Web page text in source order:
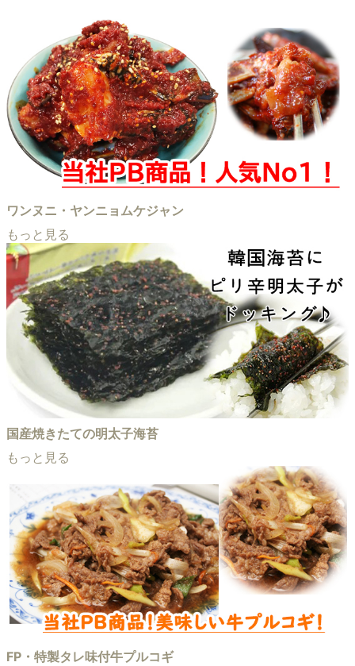
ワンヌニ・ヤンニョムケジャン
もっと見る
国産焼きたての明太子海苔
もっと見る
FP・特製タレ味付牛プルコギ